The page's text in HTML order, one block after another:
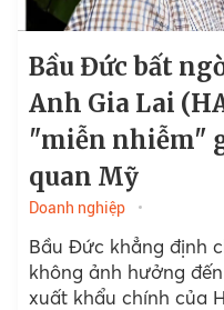
Bầu Đức bất
Anh Gia Lai
"miễn nhiễm"
quan Mỹ
Doanh nghiệp
Bầu Đức khẳng định
không ảnh hưởng
xuất khẩu chính của